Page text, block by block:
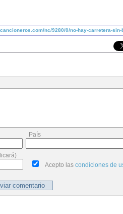
nc/9280/0/no-hay-carretera-
País
Acepto las condiciones de